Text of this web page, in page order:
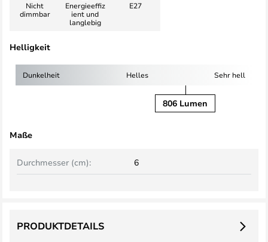
Nicht
dimmbar
Energieeffiz
ient und
langlebig
E27
Helligkeit
Dunkelheit Helles Sehr hell
806 Lumen
Maße
Durchmesser (cm): 6
PRODUKTDETAILS